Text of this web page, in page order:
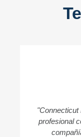
profesional